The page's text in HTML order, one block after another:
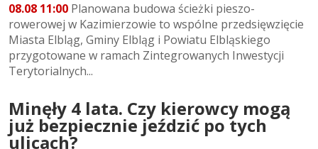
08.08 11:00 Planowana budowa ścieżki pieszo-
rowerowej w Kazimierzowie to wspólne przedsięwzięcie
Miasta Elbląg, Gminy Elbląg i Powiatu Elbląskiego
przygotowane w ramach Zintegrowanych Inwestycji
Terytorialnych...
Minęły 4 lata. Czy kierowcy mogą
już bezpiecznie jeździć po tych
ulicach?